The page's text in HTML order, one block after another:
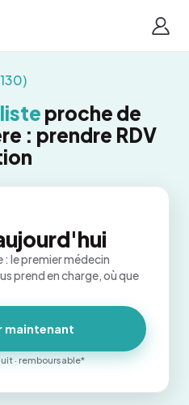
proche de
: prendre RDV
le premier médecin
prend en charge, où que
maintenant
· remboursable*